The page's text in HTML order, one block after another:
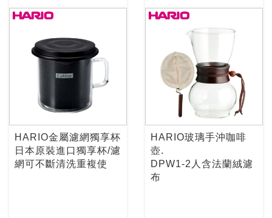
HARIO金屬濾網獨享杯
日本原裝進口獨享杯/濾
網可不斷清洗重複使
HARIO玻璃手沖咖啡
壺.
DPW1-2人含法蘭絨濾
布